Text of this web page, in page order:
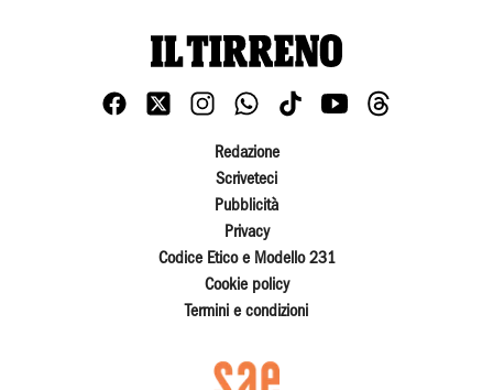
Redazione
Scriveteci
Pubblicità
Privacy
Codice Etico e Modello 231
Cookie policy
Termini e condizioni